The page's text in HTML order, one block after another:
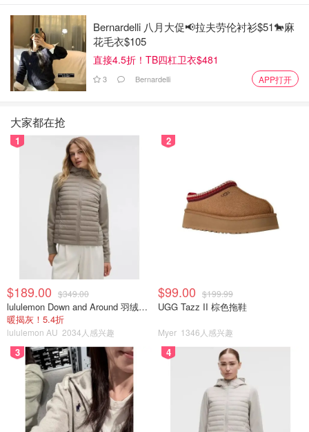
粗鲁标语教训？”
安全专家：零售商被逼无奈
安全专家Scott Taylor却表示理解超市的做法。他说，现在
了。他认为，如果能减少偷窃，商品价格才有可能降下来。
法律上不违法，纯属心理战
虽然设计让人联想到警察，但这并不违法。因为这种格子纹
不是受保护的商标，告示也没冒充警察。专家指出，这就是
一种心理震慑，想让有歪心思的人“三思而后行”。用他的话
说：“如果你没做亏心事，就没什么好怕的。”
Bernardelli 八月大促📢拉夫劳伦衬衫$51🐎麻
花毛衣$105
直接4.5折！TB四杠卫衣$481
3 Bernardelli APP打开
大家都在抢
1
$189.00 $349.00
lululemon Down and Around 羽绒夹克
暖揭灰！5.4折
lululemon AU 2034人感兴趣
2
$99.00 $199.99
UGG Tazz II 棕色拖鞋
Myer 1346人感兴趣
3 4